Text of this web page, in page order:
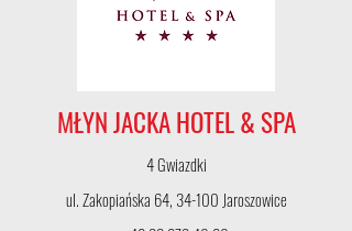
MŁYN JACKA HOTEL & SPA
4 Gwiazdki
ul. Zakopiańska 64, 34-100 Jaroszowice